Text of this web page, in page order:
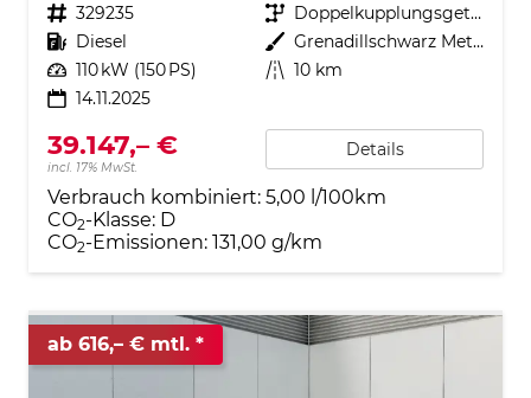
Fahrzeugnr. 329235 Getriebe
Doppelkupplungsgetriebe (DSG)
Kraftstoff Diesel Außenfarbe
Grenadillschwarz Metallic
Leistung 110 kW (150 PS) Kilometerstand 10 km
14.11.2025
39.147,– €
incl. 17% MwSt.
Details
Verbrauch kombiniert: 5,00 l/100km
CO2-Klasse: D
CO2-Emissionen: 131,00 g/km
ab 616,– € mtl.